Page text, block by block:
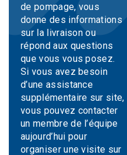
de pompage, vous
donne des informations
sur la livraison ou
répond aux questions
que vous vous posez.
Si vous avez besoin
d’une assistance
supplémentaire sur site,
vous pouvez contacter
un membre de l’équipe
aujourd’hui pour
organiser une visite sur